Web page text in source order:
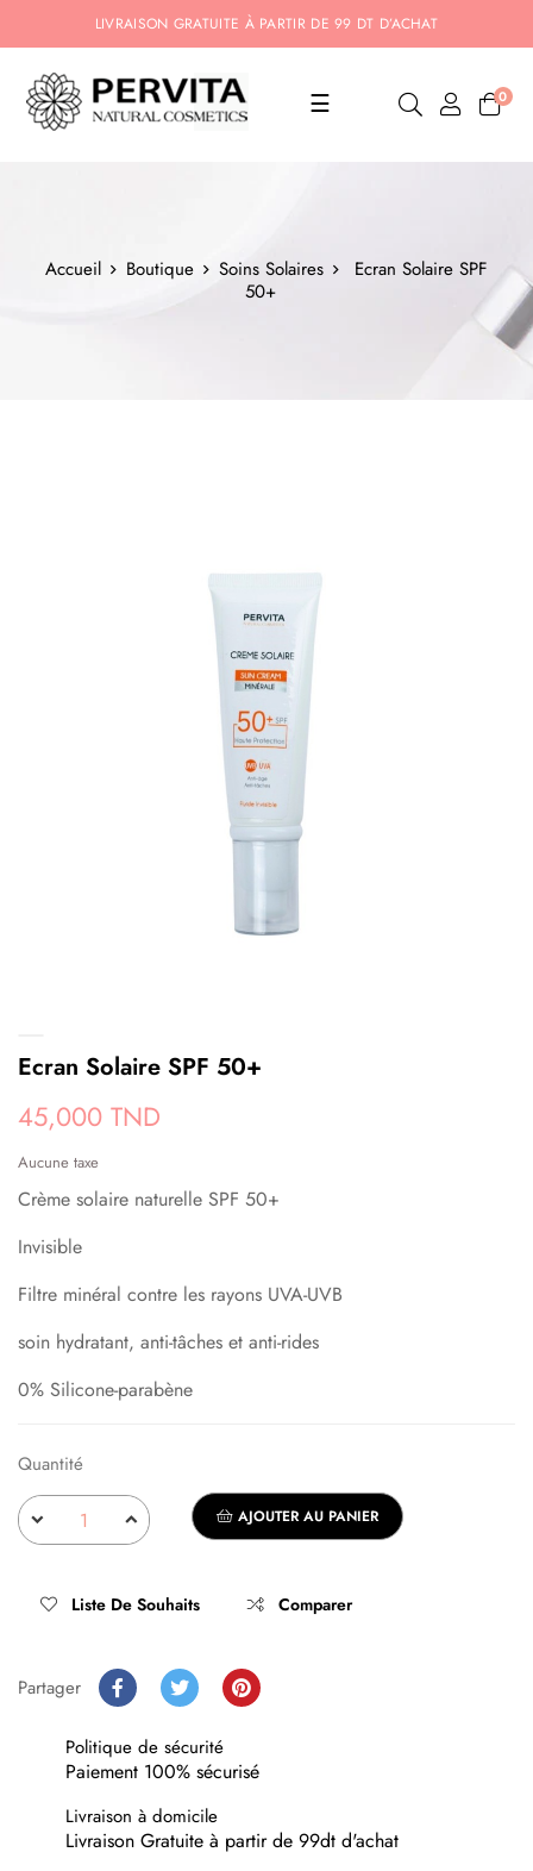
LIVRAISON GRATUITE À PARTIR DE 99 DT D’ACHAT
Basculer
☰ 0
Accueil Boutique Soins Solaires
Ecran Solaire SPF
50+
Ecran Solaire SPF 50+
45,000 TND
Aucune taxe
Crème solaire naturelle SPF 50+
Invisible
Filtre minéral contre les rayons UVA-UVB
soin hydratant, anti-tâches et anti-rides
0% Silicone-parabène
Quantité
AJOUTER AU PANIER
Liste De Souhaits Comparer
Partager
Politique de sécurité
Paiement 100% sécurisé
Livraison à domicile
Livraison Gratuite à partir de 99dt d'achat